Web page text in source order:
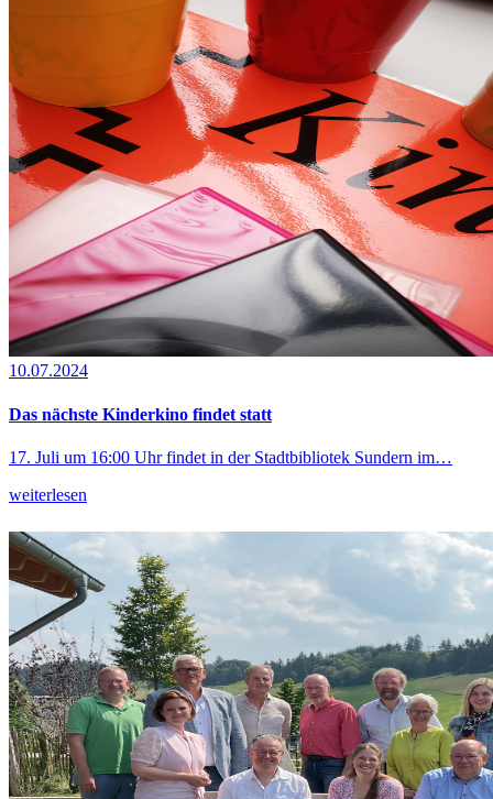
10.07.2024
Das nächste Kinderkino findet statt
17. Juli um 16:00 Uhr findet in der Stadtbibliotek Sundern im…
weiterlesen